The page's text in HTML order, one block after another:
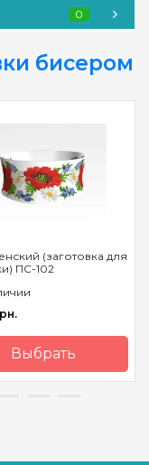
0
бисером
(заготовка для
ПС-102
Выбрать
Украина